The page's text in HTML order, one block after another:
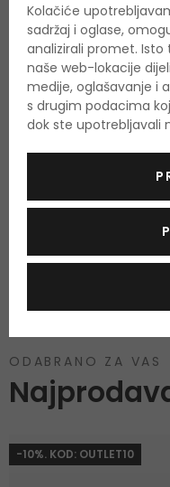
O proizvodu
OPIS OCJENA
Još nema
OSTALE
ODABRANO ZA VAS
-10%. KOD: OUTLET10
Kolačiće
sadržaj i oglase,
analizirali promet.
naše web-lokacije
medije, oglašavanje i
s drugim podacima
dok ste upotrebljavali